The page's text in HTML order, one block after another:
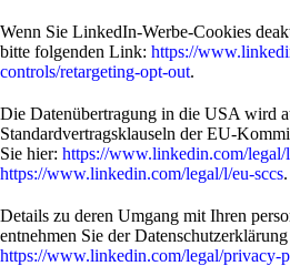
Wenn Sie LinkedIn-Werbe-Cookies
bitte folgenden Link: https://
controls/retargeting-opt-out.
Die Datenübertragung in die USA wird
Standardvertragsklauseln der EU-
Sie hier: https://www.linkedin.com/legal/
https://www.linkedin.com/legal/l/eu-sccs.
Details zu deren Umgang mit Ihren
entnehmen Sie der
https://www.linkedin.com/legal/privacy-